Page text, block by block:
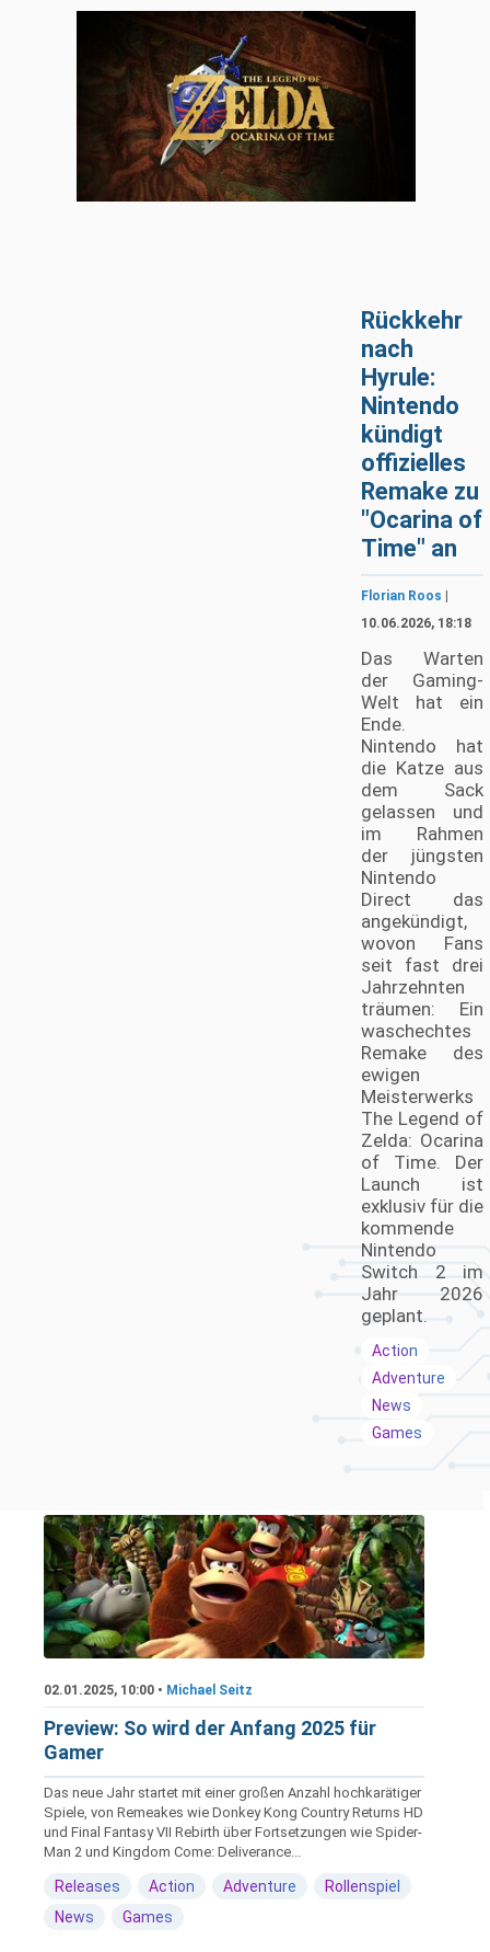
Rückkehr
nach
Hyrule:
Nintendo
kündigt
offizielles
Remake zu
"Ocarina of
Time" an
Florian Roos
10.06.2026, 18:18
Das Warten
der Gaming-
Welt hat ein
Ende.
Nintendo hat
die Katze aus
dem Sack
gelassen und
im Rahmen
der jüngsten
Nintendo
Direct das
angekündigt,
wovon Fans
seit fast drei
Jahrzehnten
träumen: Ein
waschechtes
Remake des
ewigen
Meisterwerks
The Legend of
Zelda: Ocarina
of Time. Der
Launch ist
exklusiv für die
kommende
Nintendo
Switch 2 im
Jahr 2026
geplant.
Action
Adventure
News
Games
02.01.2025, 10:00 • Michael Seitz
Preview: So wird der Anfang 2025 für
Gamer
Das neue Jahr startet mit einer großen Anzahl hochkarätiger
Spiele, von Remeakes wie Donkey Kong Country Returns HD
und Final Fantasy VII Rebirth über Fortsetzungen wie Spider-
Man 2 und Kingdom Come: Deliverance...
Releases Action Adventure
Rollenspiel
News
Games